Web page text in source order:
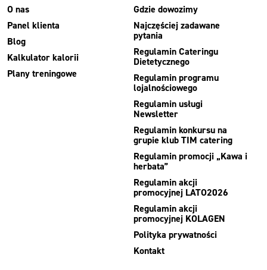
O nas
Panel klienta
Blog
Kalkulator kalorii
Plany treningowe
Gdzie dowozimy
Najczęściej zadawane
pytania
Regulamin Cateringu
Dietetycznego
Regulamin programu
lojalnościowego
Regulamin usługi
Newsletter
Regulamin konkursu na
grupie klub TIM catering
Regulamin promocji „Kawa i
herbata”
Regulamin akcji
promocyjnej LATO2026
Regulamin akcji
promocyjnej KOLAGEN
Polityka prywatności
Kontakt